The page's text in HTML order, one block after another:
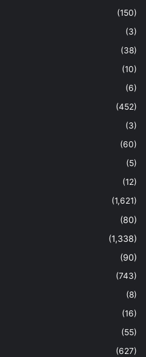
(150)
(3)
(38)
(10)
(6)
(452)
(3)
(60)
(5)
(12)
(1,621)
(80)
(1,338)
(90)
(743)
(8)
(16)
(55)
(627)